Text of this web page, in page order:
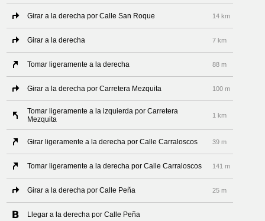
Girar a la derecha por Calle San Roque 14 km
Girar a la derecha 7 km
Tomar ligeramente a la derecha 88 m
Girar a la derecha por Carretera Mezquita 100 m
Tomar ligeramente a la izquierda por Carretera
Mezquita
1 km
Girar ligeramente a la derecha por Calle Carraloscos 39 m
Tomar ligeramente a la derecha por Calle Carraloscos 141 m
Girar a la derecha por Calle Peña 25 m
Llegar a la derecha por Calle Peña